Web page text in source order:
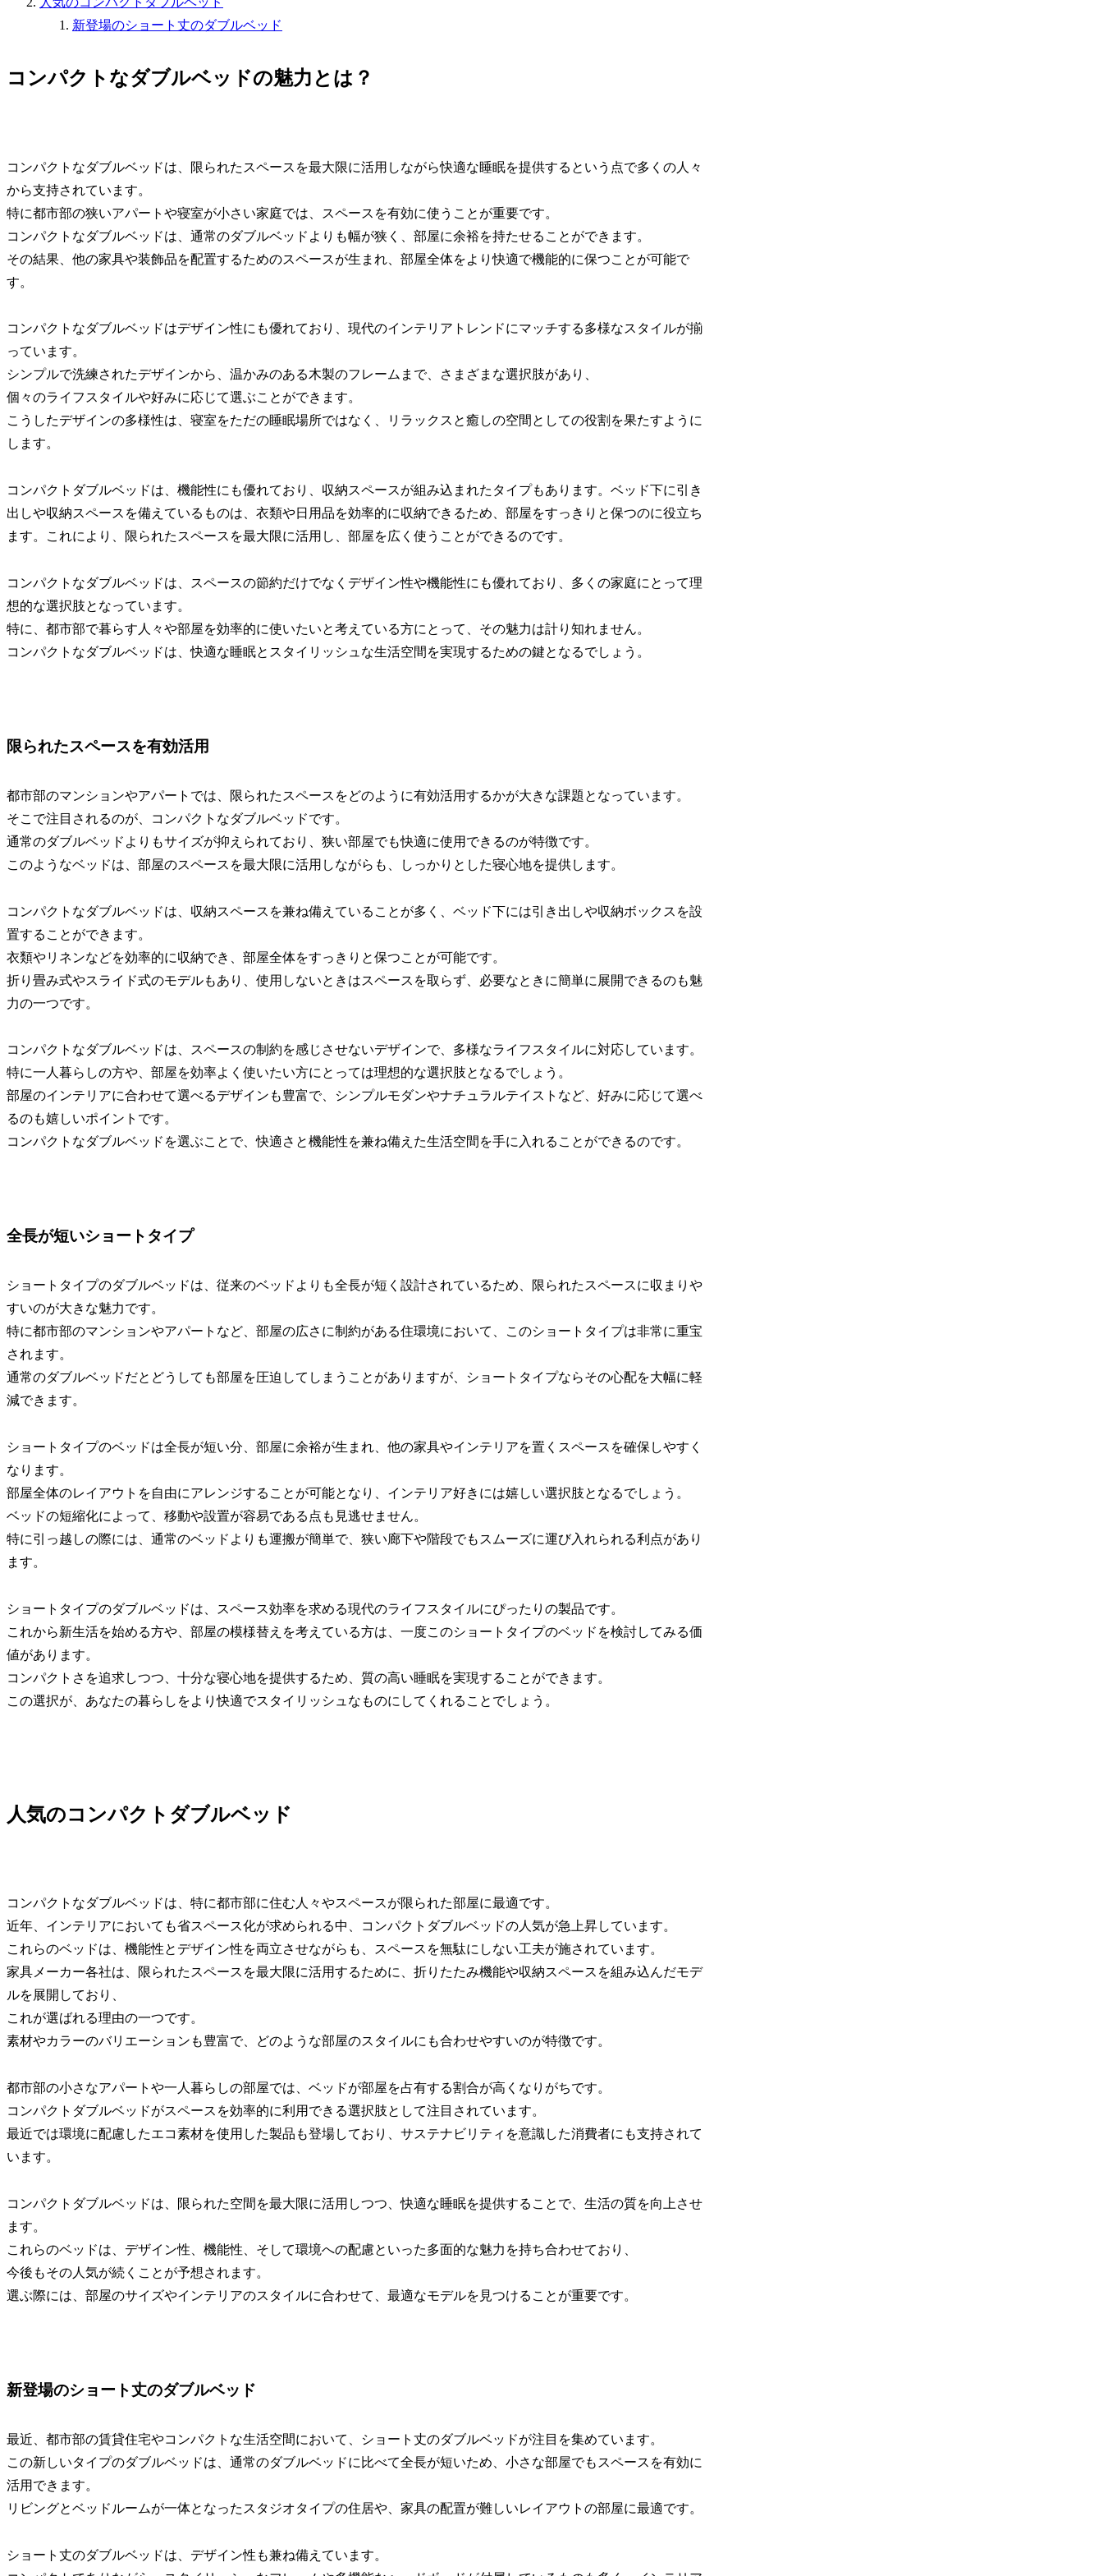
新登場のショート丈のダブルベッド
コンパクトなダブルベッドの魅力とは？
コンパクトなダブルベッドは、限られたスペースを最大限に活用しながら快適な睡眠を提供するという点で多くの人々
から支持されています。
特に都市部の狭いアパートや寝室が小さい家庭では、スペースを有効に使うことが重要です。
コンパクトなダブルベッドは、通常のダブルベッドよりも幅が狭く、部屋に余裕を持たせることができます。
その結果、他の家具や装飾品を配置するためのスペースが生まれ、部屋全体をより快適で機能的に保つことが可能で
す。
コンパクトなダブルベッドはデザイン性にも優れており、現代のインテリアトレンドにマッチする多様なスタイルが揃
っています。
シンプルで洗練されたデザインから、温かみのある木製のフレームまで、さまざまな選択肢があり、
個々のライフスタイルや好みに応じて選ぶことができます。
こうしたデザインの多様性は、寝室をただの睡眠場所ではなく、リラックスと癒しの空間としての役割を果たすように
します。
コンパクトダブルベッドは、機能性にも優れており、収納スペースが組み込まれたタイプもあります。ベッド下に引き
出しや収納スペースを備えているものは、衣類や日用品を効率的に収納できるため、部屋をすっきりと保つのに役立ち
ます。これにより、限られたスペースを最大限に活用し、部屋を広く使うことができるのです。
コンパクトなダブルベッドは、スペースの節約だけでなくデザイン性や機能性にも優れており、多くの家庭にとって理
想的な選択肢となっています。
特に、都市部で暮らす人々や部屋を効率的に使いたいと考えている方にとって、その魅力は計り知れません。
コンパクトなダブルベッドは、快適な睡眠とスタイリッシュな生活空間を実現するための鍵となるでしょう。
限られたスペースを有効活用
都市部のマンションやアパートでは、限られたスペースをどのように有効活用するかが大きな課題となっています。
そこで注目されるのが、コンパクトなダブルベッドです。
通常のダブルベッドよりもサイズが抑えられており、狭い部屋でも快適に使用できるのが特徴です。
このようなベッドは、部屋のスペースを最大限に活用しながらも、しっかりとした寝心地を提供します。
コンパクトなダブルベッドは、収納スペースを兼ね備えていることが多く、ベッド下には引き出しや収納ボックスを設
置することができます。
衣類やリネンなどを効率的に収納でき、部屋全体をすっきりと保つことが可能です。
折り畳み式やスライド式のモデルもあり、使用しないときはスペースを取らず、必要なときに簡単に展開できるのも魅
力の一つです。
コンパクトなダブルベッドは、スペースの制約を感じさせないデザインで、多様なライフスタイルに対応しています。
特に一人暮らしの方や、部屋を効率よく使いたい方にとっては理想的な選択肢となるでしょう。
部屋のインテリアに合わせて選べるデザインも豊富で、シンプルモダンやナチュラルテイストなど、好みに応じて選べ
るのも嬉しいポイントです。
コンパクトなダブルベッドを選ぶことで、快適さと機能性を兼ね備えた生活空間を手に入れることができるのです。
全長が短いショートタイプ
ショートタイプのダブルベッドは、従来のベッドよりも全長が短く設計されているため、限られたスペースに収まりや
すいのが大きな魅力です。
特に都市部のマンションやアパートなど、部屋の広さに制約がある住環境において、このショートタイプは非常に重宝
されます。
通常のダブルベッドだとどうしても部屋を圧迫してしまうことがありますが、ショートタイプならその心配を大幅に軽
減できます。
ショートタイプのベッドは全長が短い分、部屋に余裕が生まれ、他の家具やインテリアを置くスペースを確保しやすく
なります。
部屋全体のレイアウトを自由にアレンジすることが可能となり、インテリア好きには嬉しい選択肢となるでしょう。
ベッドの短縮化によって、移動や設置が容易である点も見逃せません。
特に引っ越しの際には、通常のベッドよりも運搬が簡単で、狭い廊下や階段でもスムーズに運び入れられる利点があり
ます。
ショートタイプのダブルベッドは、スペース効率を求める現代のライフスタイルにぴったりの製品です。
これから新生活を始める方や、部屋の模様替えを考えている方は、一度このショートタイプのベッドを検討してみる価
値があります。
コンパクトさを追求しつつ、十分な寝心地を提供するため、質の高い睡眠を実現することができます。
この選択が、あなたの暮らしをより快適でスタイリッシュなものにしてくれることでしょう。
人気のコンパクトダブルベッド
コンパクトなダブルベッドは、特に都市部に住む人々やスペースが限られた部屋に最適です。
近年、インテリアにおいても省スペース化が求められる中、コンパクトダブルベッドの人気が急上昇しています。
これらのベッドは、機能性とデザイン性を両立させながらも、スペースを無駄にしない工夫が施されています。
家具メーカー各社は、限られたスペースを最大限に活用するために、折りたたみ機能や収納スペースを組み込んだモデ
ルを展開しており、
これが選ばれる理由の一つです。
素材やカラーのバリエーションも豊富で、どのような部屋のスタイルにも合わせやすいのが特徴です。
都市部の小さなアパートや一人暮らしの部屋では、ベッドが部屋を占有する割合が高くなりがちです。
コンパクトダブルベッドがスペースを効率的に利用できる選択肢として注目されています。
最近では環境に配慮したエコ素材を使用した製品も登場しており、サステナビリティを意識した消費者にも支持されて
います。
コンパクトダブルベッドは、限られた空間を最大限に活用しつつ、快適な睡眠を提供することで、生活の質を向上させ
ます。
これらのベッドは、デザイン性、機能性、そして環境への配慮といった多面的な魅力を持ち合わせており、
今後もその人気が続くことが予想されます。
選ぶ際には、部屋のサイズやインテリアのスタイルに合わせて、最適なモデルを見つけることが重要です。
新登場のショート丈のダブルベッド
最近、都市部の賃貸住宅やコンパクトな生活空間において、ショート丈のダブルベッドが注目を集めています。
この新しいタイプのダブルベッドは、通常のダブルベッドに比べて全長が短いため、小さな部屋でもスペースを有効に
活用できます。
リビングとベッドルームが一体となったスタジオタイプの住居や、家具の配置が難しいレイアウトの部屋に最適です。
ショート丈のダブルベッドは、デザイン性も兼ね備えています。